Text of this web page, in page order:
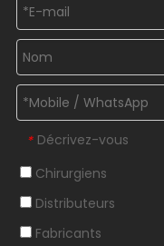
* Décrivez-vous
Chirurgiens
Distributeurs
Fabricants